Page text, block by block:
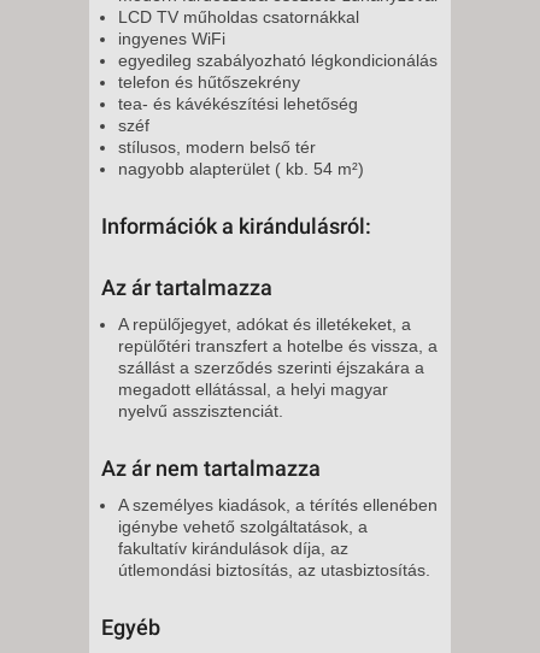
LCD TV műholdas csatornákkal
ingyenes WiFi
egyedileg szabályozható légkondicionálás
telefon és hűtőszekrény
tea- és kávékészítési lehetőség
széf
stílusos, modern belső tér
nagyobb alapterület ( kb. 54 m²)
Információk a kirándulásról:
Az ár tartalmazza
A repülőjegyet, adókat és illetékeket, a
repülőtéri transzfert a hotelbe és vissza, a
szállást a szerződés szerinti éjszakára a
megadott ellátással, a helyi magyar
nyelvű asszisztenciát.
Az ár nem tartalmazza
A személyes kiadások, a térítés ellenében
igénybe vehető szolgáltatások, a
fakultatív kirándulások díja, az
útlemondási biztosítás, az utasbiztosítás.
Egyéb